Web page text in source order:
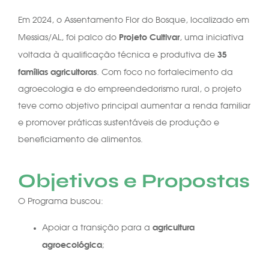
Em 2024, o Assentamento Flor do Bosque, localizado em
Messias/AL, foi palco do Projeto Cultivar, uma iniciativa
voltada à qualificação técnica e produtiva de 35
famílias agricultoras . Com foco no fortalecimento da
agroecologia e do empreendedorismo rural, o projeto
teve como objetivo principal aumentar a renda familiar
e promover práticas sustentáveis de produção e
beneficiamento de alimentos.
Objetivos e Propostas
O Programa buscou:
Apoiar a transição para a agricultura
agroecológica;